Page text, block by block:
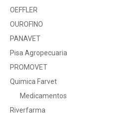
OEFFLER
OUROFINO
PANAVET
Pisa Agropecuaria
PROMOVET
Quimica Farvet
Medicamentos
Riverfarma